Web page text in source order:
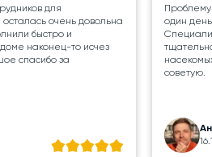
для
очень довольна
быстро и
наконец-то исчез
спасибо за
один
советую.